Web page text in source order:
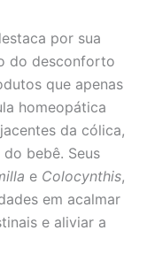
por sua
do desconforto
que apenas
homeopática
da cólica,
bebê. Seus
e Colocynthis,
em acalmar
e aliviar a